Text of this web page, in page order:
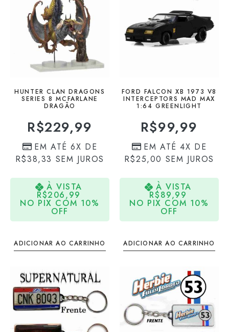
HUNTER CLAN DRAGONS
SERIES 8 MCFARLANE
DRAGÃO
R$229,99
EM ATÉ 6X DE
R$38,33 SEM JUROS
À VISTA
R$206,99
NO PIX COM 10%
OFF
ADICIONAR AO CARRINHO
FORD FALCON XB 1973 V8
INTERCEPTORS MAD MAX
1:64 GREENLIGHT
R$99,99
EM ATÉ 4X DE
R$25,00 SEM JUROS
À VISTA
R$89,99
NO PIX COM 10%
OFF
ADICIONAR AO CARRINHO